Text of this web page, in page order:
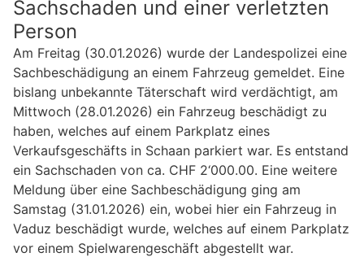
Sachschaden und einer verletzten
Person
Am Freitag (30.01.2026) wurde der Landespolizei eine
Sachbeschädigung an einem Fahrzeug gemeldet. Eine
bislang unbekannte Täterschaft wird verdächtigt, am
Mittwoch (28.01.2026) ein Fahrzeug beschädigt zu
haben, welches auf einem Parkplatz eines
Verkaufsgeschäfts in Schaan parkiert war. Es entstand
ein Sachschaden von ca. CHF 2‘000.00. Eine weitere
Meldung über eine Sachbeschädigung ging am
Samstag (31.01.2026) ein, wobei hier ein Fahrzeug in
Vaduz beschädigt wurde, welches auf einem Parkplatz
vor einem Spielwarengeschäft abgestellt war.